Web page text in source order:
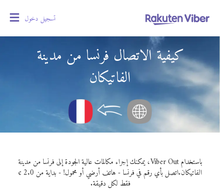
تسجيل دخول
كيفية الاتصال فرنسا من مدينة
الفاتيكان
باستخدام Viber Out، يمكنك إجراء مكالمات عالية الجودة إلى فرنسا من مدينة
الفاتيكان.
اتصل بأي رقم في فرنسا - هاتف أرضي أو محمول! - بداية من 2.0 ¢
فقط لكل دقيقة.